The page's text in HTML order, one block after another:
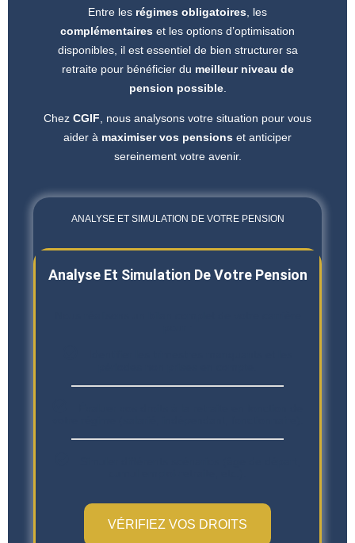
Entre les régimes obligatoires , les
complémentaires et les options d’optimisation
disponibles, il est essentiel de bien structurer sa
retraite pour bénéficier du meilleur niveau de
pension possible.
Chez CGIF , nous analysons votre situation pour vous
aider à maximiser vos pensions et anticiper
sereinement votre avenir.
ANALYSE ET SIMULATION DE VOTRE PENSION
Analyse Et Simulation De Votre Pension
VÉRIFIEZ VOS DROITS